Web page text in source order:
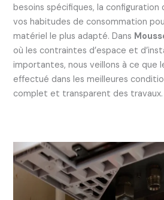
besoins spécifiques, la
vos habitudes de consommation
matériel le plus adapté. Dans
où les contraintes d’espace et
importantes, nous veillons à ce que
effectué dans les meilleures
complet et transparent des travaux.